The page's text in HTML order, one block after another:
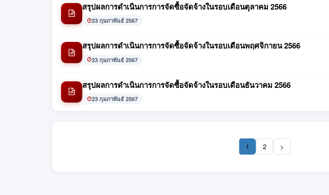
สรุปผลการดำเนินการการจัดซื้อจัดจ้างในรอบเดือนตุลาคม 2566
23 กุมภาพันธ์ 2567
สรุปผลการดำเนินการการจัดซื้อจัดจ้างในรอบเดือนพฤศจิกายน 2566
23 กุมภาพันธ์ 2567
สรุปผลการดำเนินการการจัดซื้อจัดจ้างในรอบเดือนธันวาคม 2566
23 กุมภาพันธ์ 2567
1 (current)
2 >